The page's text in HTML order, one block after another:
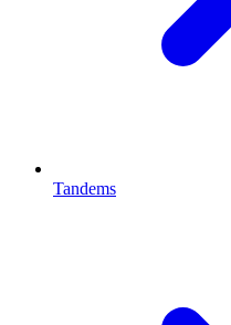
Tandems